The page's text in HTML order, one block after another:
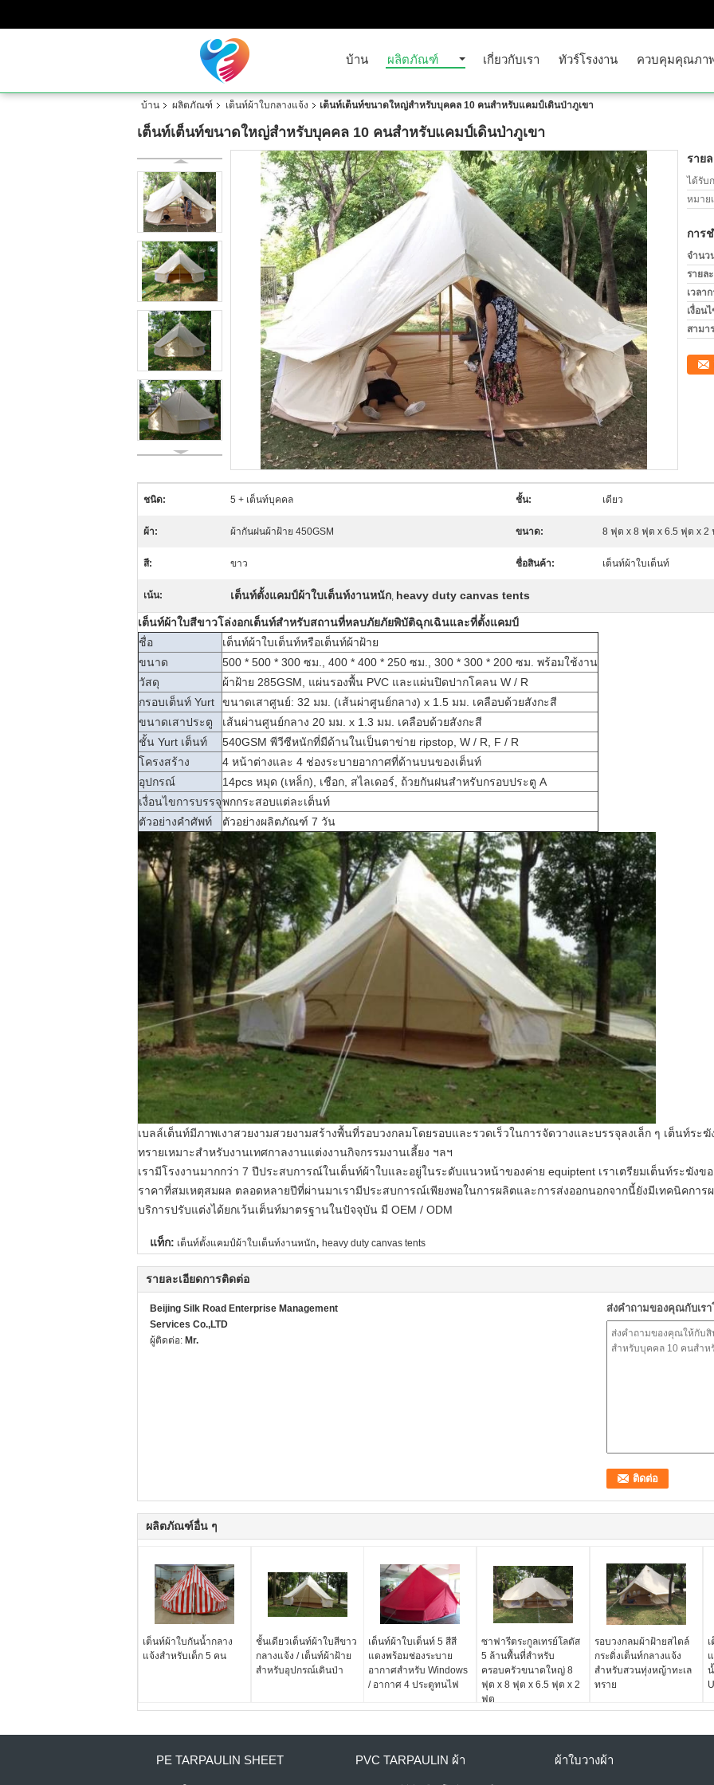
บ้าน ผลิตภัณฑ์ เกี่ยวกับเรา ทัวร์โรงงาน ควบคุมคุณภา
บ้าน ผลิตภัณฑ์ เต็นท์ผ้าใบกลางแจ้ง เต็นท์เต็นท์ขนาดใหญ่สำหรับบุคคล 10 คนสำหรับแคมป์เดินป่าภูเขา
เต็นท์เต็นท์ขนาดใหญ่สำหรับบุคคล 10 คนสำหรับแคมป์เดินป่าภูเขา
ราย
ได้รับ
หมาย
การ
จำนว
รายล
เวลา
เงื่อน
สามา
ชนิด: 5 + เต็นท์บุคคล ชั้น: เดียว
ผ้า: ผ้ากันฝนผ้าฝ้าย 450GSM ขนาด: 8 ฟุต x 8 ฟุต x 6.5 ฟุต x 2
สี: ขาว ชื่อสินค้า: เต็นท์ผ้าใบเต็นท์
เน้น: เต็นท์ตั้งแคมป์ผ้าใบเต็นท์งานหนัก, heavy duty canvas tents
เต็นท์ผ้าใบสีขาวโล่งอกเต็นท์สำหรับสถานที่หลบภัยภัยพิบัติฉุกเฉินและที่ตั้งแคมป์
ชื่อ
เต็นท์ผ้าใบเต็นท์หรือเต็นท์ผ้าฝ้าย
ขนาด
500 * 500 * 300 ซม., 400 * 400 * 250 ซม., 300 * 300 * 200 ซม. พร้อมใช้งาน
วัสดุ
ผ้าฝ้าย 285GSM, แผ่นรองพื้น PVC และแผ่นปิดปากโคลน W / R
กรอบเต็นท์ Yurt
ขนาดเสาศูนย์: 32 มม. (เส้นผ่าศูนย์กลาง) x 1.5 มม. เคลือบด้วยสังกะสี
ขนาดเสาประตู
เส้นผ่านศูนย์กลาง 20 มม. x 1.3 มม. เคลือบด้วยสังกะสี
ชั้น Yurt เต็นท์
540GSM พีวีซีหนักที่มีด้านในเป็นตาข่าย ripstop, W / R, F / R
โครงสร้าง
4 หน้าต่างและ 4 ช่องระบายอากาศที่ด้านบนของเต็นท์
อุปกรณ์
14pcs หมุด (เหล็ก), เชือก, สไลเดอร์, ถ้วยกันฝนสำหรับกรอบประตู A
เงื่อนไขการบรรจุพกกระสอบแต่ละเต็นท์
ตัวอย่างคำศัพท์
ตัวอย่างผลิตภัณฑ์ 7 วัน
เบลล์เต็นท์มีภาพเงาสวยงามสวยงามสร้างพื้นที่รอบวงกลมโดยรอบและรวดเร็วในการจัดวางและบรรจุลงเล็ก ๆ เต็นท์ระ
ทรายเหมาะสำหรับงานเทศกาลงานแต่งงานกิจกรรมงานเลี้ยง ฯลฯ
เรามีโรงงานมากกว่า 7 ปีประสบการณ์ในเต็นท์ผ้าใบและอยู่ในระดับแนวหน้าของค่าย equiptent เราเตรียมเต็นท์ระฆัง
ราคาที่สมเหตุสมผล ตลอดหลายปีที่ผ่านมาเรามีประสบการณ์เพียงพอในการผลิตและการส่งออกนอกจากนี้ยังมีเทคนิคการ
บริการปรับแต่งได้ยกเว้นเต็นท์มาตรฐานในปัจจุบัน มี OEM / ODM
แท็ก: เต็นท์ตั้งแคมป์ผ้าใบเต็นท์งานหนัก, heavy duty canvas tents
รายละเอียดการติดต่อ
Beijing Silk Road Enterprise Management
Services Co.,LTD
ผู้ติดต่อ: Mr.
ส่งคำถามของคุณกับเรา
ผลิตภัณฑ์อื่น ๆ
เต็นท์ผ้าใบกันน้ำกลาง
แจ้งสำหรับเด็ก 5 คน
ชั้นเดียวเต็นท์ผ้าใบสีขาว
กลางแจ้ง / เต็นท์ผ้าฝ้าย
สำหรับอุปกรณ์เดินป่า
เต็นท์ผ้าใบเต็นท์ 5 สีสี
แดงพร้อมช่องระบาย
อากาศสำหรับ Windows
/ อากาศ 4 ประตูทนไฟ
ซาฟารีตระกูลเทรย์โลตัส
5 ล้านพื้นที่สำหรับ
ครอบครัวขนาดใหญ่ 8
ฟุต x 8 ฟุต x 6.5 ฟุต x 2
ฟุต
รอบวงกลมผ้าฝ้ายสไตล์
กระดิ่งเต็นท์กลางแจ้ง
สำหรับสวนทุ่งหญ้าทะเล
ทราย
PE TARPAULIN SHEET PVC TARPAULIN ผ้า ผ้าใบวางผ้า